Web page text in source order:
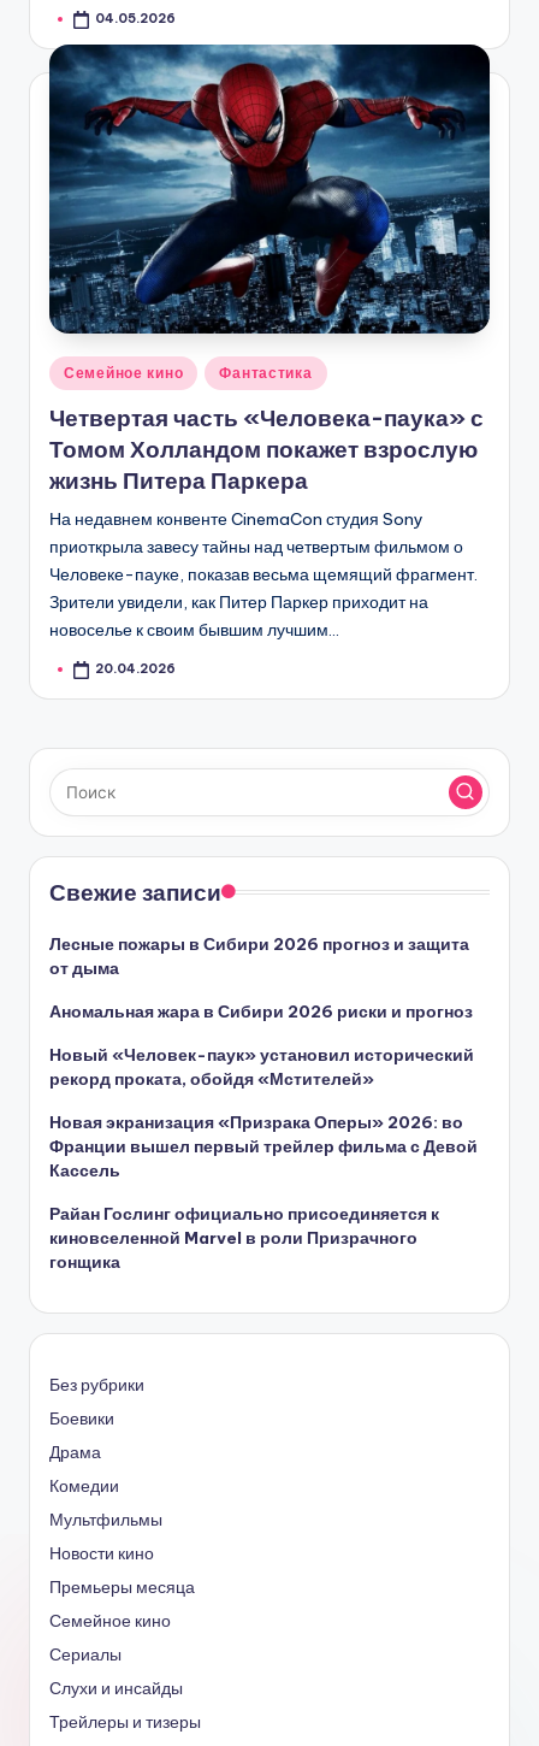
04.05.2026
Опубликовано
Семейное кино Фантастика
Четвертая часть «Человека-паука» с
Томом Холландом покажет взрослую
жизнь Питера Паркера
На недавнем конвенте CinemaCon студия Sony
приоткрыла завесу тайны над четвертым фильмом о
Человеке-пауке, показав весьма щемящий фрагмент.
Зрители увидели, как Питер Паркер приходит на
новоселье к своим бывшим лучшим…
20.04.2026
Свежие записи
Лесные пожары в Сибири 2026 прогноз и защита
от дыма
Аномальная жара в Сибири 2026 риски и прогноз
Новый «Человек-паук» установил исторический
рекорд проката, обойдя «Мстителей»
Новая экранизация «Призрака Оперы» 2026: во
Франции вышел первый трейлер фильма с Девой
Кассель
Райан Гослинг официально присоединяется к
киновселенной Marvel в роли Призрачного
гонщика
Без рубрики
Боевики
Драма
Комедии
Мультфильмы
Новости кино
Премьеры месяца
Семейное кино
Сериалы
Слухи и инсайды
Трейлеры и тизеры